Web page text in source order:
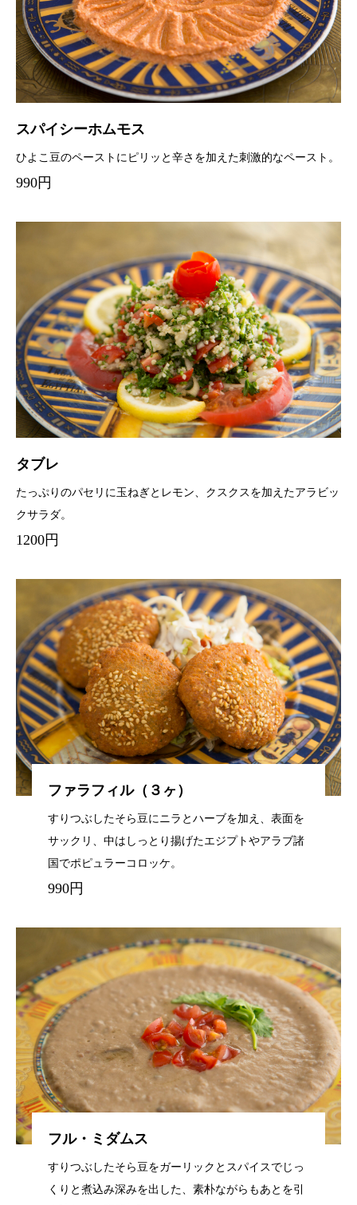
スパイシーホムモス
ひよこ豆のペーストにピリッと辛さを加えた刺激的なペースト。
990円
タブレ
たっぷりのパセリに玉ねぎとレモン、クスクスを加えたアラビッ
クサラダ。
1200円
ファラフィル（３ヶ）
すりつぶしたそら豆にニラとハーブを加え、表面を
サックリ、中はしっとり揚げたエジプトやアラブ諸
国でポピュラーコロッケ。
990円
フル・ミダムス
すりつぶしたそら豆をガーリックとスパイスでじっ
くりと煮込み深みを出した、素朴ながらもあとを引